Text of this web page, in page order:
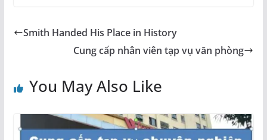
Smith Handed His Place in History
Cung cấp nhân viên tạp vụ văn phòng
You May Also Like